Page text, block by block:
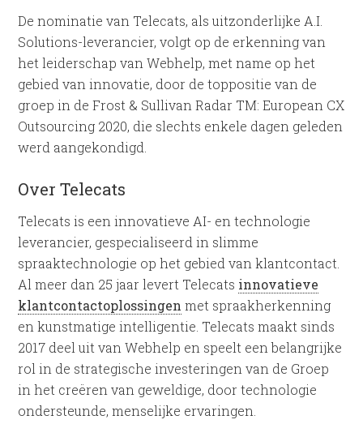
De nominatie van Telecats, als uitzonderlijke A.I.
Solutions-leverancier, volgt op de erkenning van
het leiderschap van Webhelp, met name op het
gebied van innovatie, door de toppositie van de
groep in de Frost & Sullivan Radar TM: European CX
Outsourcing 2020, die slechts enkele dagen geleden
werd aangekondigd.
Over Telecats
Telecats is een innovatieve AI- en technologie
leverancier, gespecialiseerd in slimme
spraaktechnologie op het gebied van klantcontact.
Al meer dan 25 jaar levert Telecats innovatieve
klantcontactoplossingen met spraakherkenning
en kunstmatige intelligentie. Telecats maakt sinds
2017 deel uit van Webhelp en speelt een belangrijke
rol in de strategische investeringen van de Groep
in het creëren van geweldige, door technologie
ondersteunde, menselijke ervaringen.